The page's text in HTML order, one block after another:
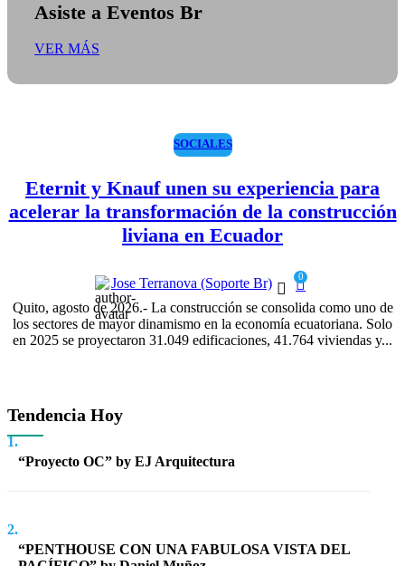
Asiste a Eventos Br
VER MÁS
SOCIALES
Eternit y Knauf unen su experiencia para
acelerar la transformación de la construcción
liviana en Ecuador
Jose Terranova (Soporte Br) 0
Quito, agosto de 2026.- La construcción se consolida como uno de
los sectores de mayor dinamismo en la economía ecuatoriana. Solo
en 2025 se proyectaron 31.049 edificaciones, 41.764 viviendas y...
Tendencia Hoy
1.
“Proyecto OC” by EJ Arquitectura
2.
“PENTHOUSE CON UNA FABULOSA VISTA DEL